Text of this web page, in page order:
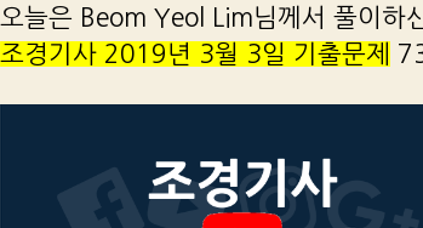
오늘은 Beom Yeol Lim님께서 풀이하
조경기사 2019년 3월 3일 기출문제